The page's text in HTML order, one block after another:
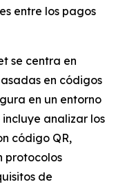
entre los pagos
se centra en
en códigos
en un entorno
analizar los
código QR,
protocolos
de